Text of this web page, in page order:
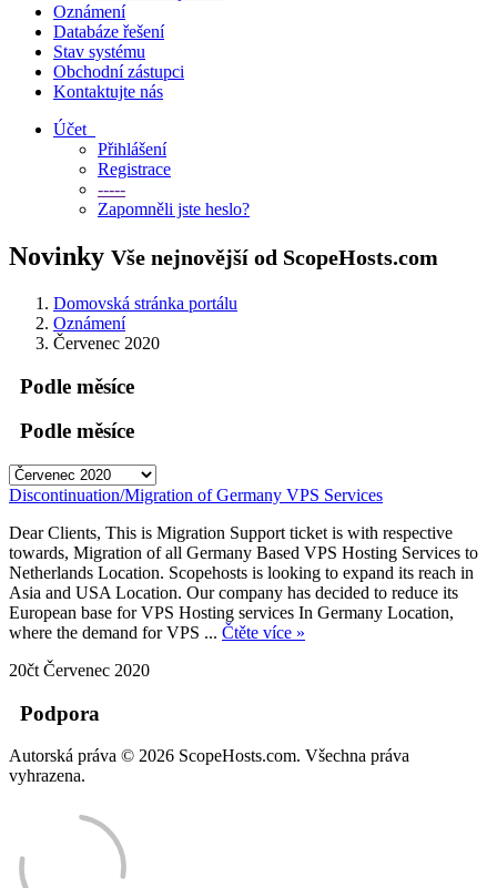
Oznámení
Databáze řešení
Stav systému
Obchodní zástupci
Kontaktujte nás
Účet
Přihlášení
Registrace
-----
Zapomněli jste heslo?
Novinky Vše nejnovější od ScopeHosts.com
Domovská stránka portálu
Oznámení
Červenec 2020
Podle měsíce
Podle měsíce
Discontinuation/Migration of Germany VPS Services
Dear Clients, This is Migration Support ticket is with respective
towards, Migration of all Germany Based VPS Hosting Services to
Netherlands Location. Scopehosts is looking to expand its reach in
Asia and USA Location. Our company has decided to reduce its
European base for VPS Hosting services In Germany Location,
where the demand for VPS ... Čtěte více »
20čt Červenec 2020
Podpora
Autorská práva © 2026 ScopeHosts.com. Všechna práva
vyhrazena.